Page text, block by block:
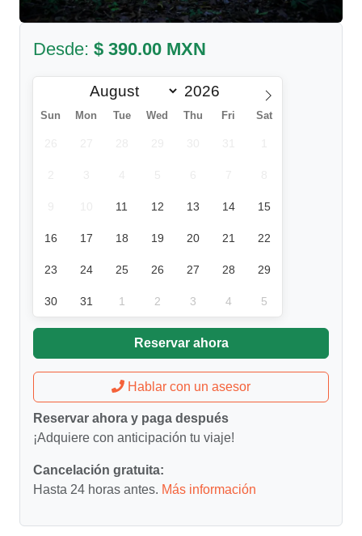
Desde: $ 390.00 MXN
Sun Mon Tue Wed Thu Fri Sat
11 12 13 14 15
16 17 18 19 20 21 22
23 24 25 26 27 28 29
30 31 1 2 3 4 5
Reservar ahora
Hablar con un asesor
Reservar ahora y paga después
¡Adquiere con anticipación tu viaje!
Cancelación gratuita:
Hasta 24 horas antes. Más información